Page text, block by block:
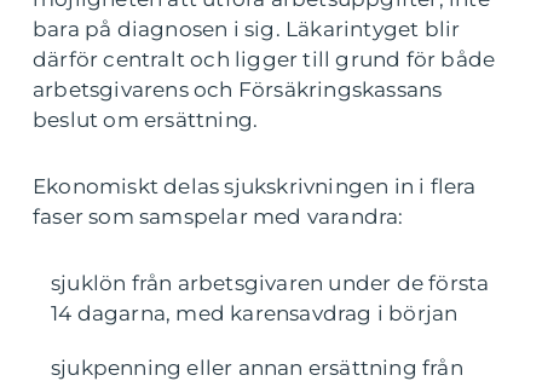
bara på diagnosen i sig. Läkarintyget blir
därför centralt och ligger till grund för både
arbetsgivarens och Försäkringskassans
beslut om ersättning.
Ekonomiskt delas sjukskrivningen in i flera
faser som samspelar med varandra:
sjuklön från arbetsgivaren under de första
14 dagarna, med karensavdrag i början
sjukpenning eller annan ersättning från